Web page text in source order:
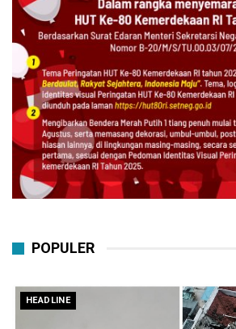
POPULER
HEADLINE